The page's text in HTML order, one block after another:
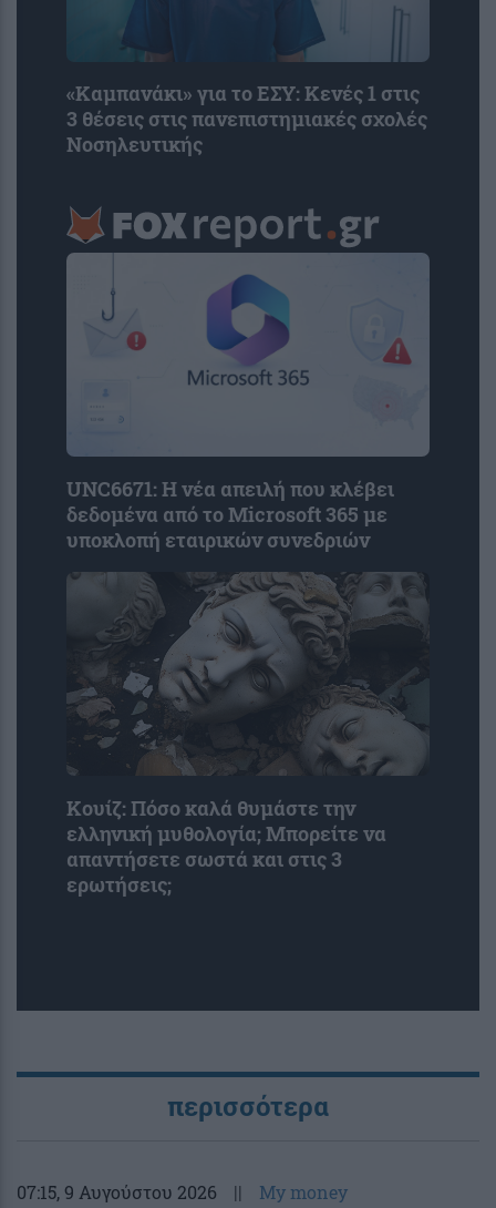
«Καμπανάκι» για το ΕΣΥ: Κενές 1 στις
3 θέσεις στις πανεπιστημιακές σχολές
Νοσηλευτικής
UNC6671: Η νέα απειλή που κλέβει
δεδομένα από το Microsoft 365 με
υποκλοπή εταιρικών συνεδριών
Κουίζ: Πόσο καλά θυμάστε την
ελληνική μυθολογία; Μπορείτε να
απαντήσετε σωστά και στις 3
ερωτήσεις;
περισσότερα
07:15, 9 Αυγούστου 2026 || My money